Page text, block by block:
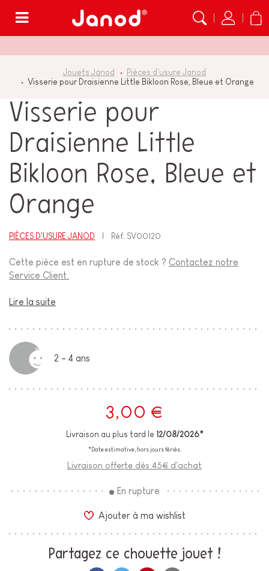
Jouets Janod
Pièces d'usure Janod
Visserie pour Draisienne Little Bikloon Rose, Bleue et Orange
Visserie pour
Draisienne Little
Bikloon Rose, Bleue et
Orange
PIÈCES D'USURE JANOD Réf. SV00120
Cette pièce est en rupture de stock ? Contactez notre
Service Client.
Lire la suite
2 - 4 ans
3,00 €
Livraison au plus tard le 12/08/2026*
*Date estimative, hors jours fériés.
Livraison offerte dès 45€ d'achat
En rupture
Ajouter à ma wishlist
Partagez ce chouette jouet !